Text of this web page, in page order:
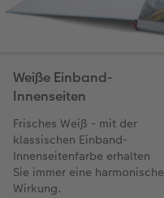
Weiße Einband-
Innenseiten
Frisches Weiß - mit der
klassischen Einband-
Innenseitenfarbe erhalten
Sie immer eine harmonische
Wirkung.